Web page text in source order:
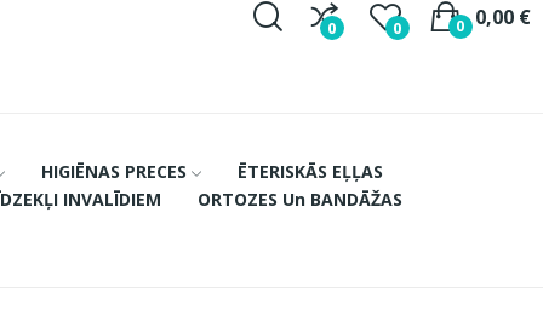
0 0 0,00 €
0
HIGIĒNAS PRECES
ĒTERISKĀS EĻĻAS
INVALĪDIEM
ORTOZES Un BANDĀŽAS